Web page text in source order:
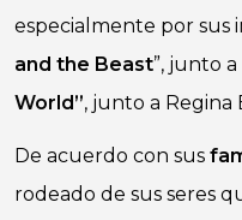
especialmente por sus
and the Beast”, junto a
World”, junto a Regina
De acuerdo con sus
rodeado de sus seres